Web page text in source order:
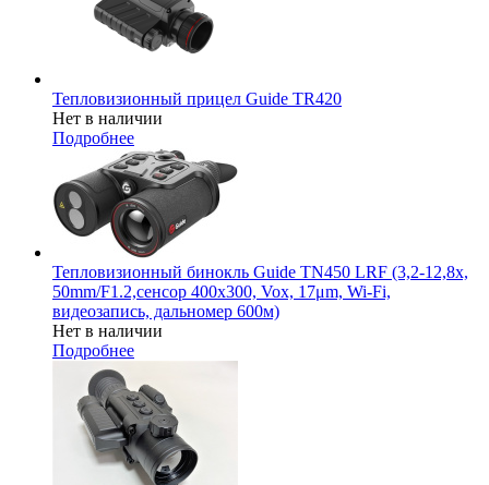
Тепловизионный прицел Guide TR420
Нет в наличии
Подробнее
Тепловизионный бинокль Guide TN450 LRF (3,2-12,8x,
50mm/F1.2,сенсор 400х300, Vox, 17μm, Wi-Fi,
видеозапись, дальномер 600м)
Нет в наличии
Подробнее